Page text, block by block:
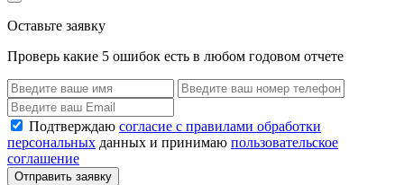
Оставьте заявку
Проверь какие 5 ошибок есть в любом годовом отчете
Подтверждаю согласие с правилами обработки
персональных данных и принимаю пользовательское
соглашение
Отправить заявку